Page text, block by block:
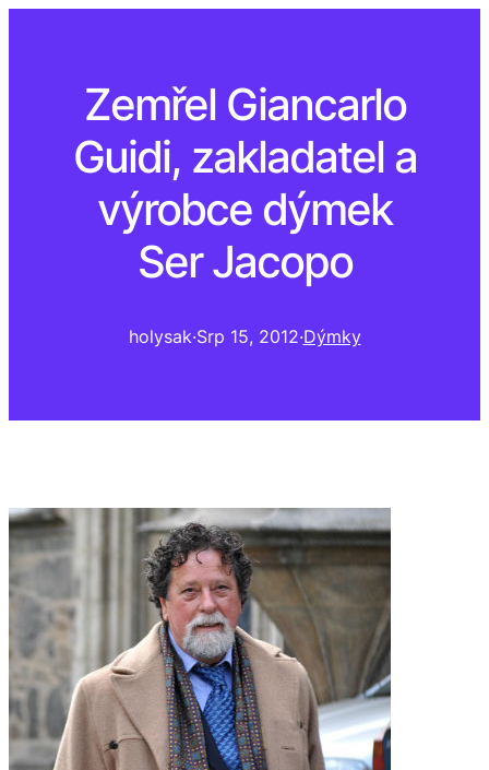
Zemřel Giancarlo
Guidi, zakladatel a
výrobce dýmek
Ser Jacopo
holysak·Srp 15, 2012·Dýmky